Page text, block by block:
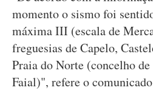
momento o sismo foi
máxima III (escala de
freguesias de Capelo,
Praia do Norte (concelho
Faial)", refere o